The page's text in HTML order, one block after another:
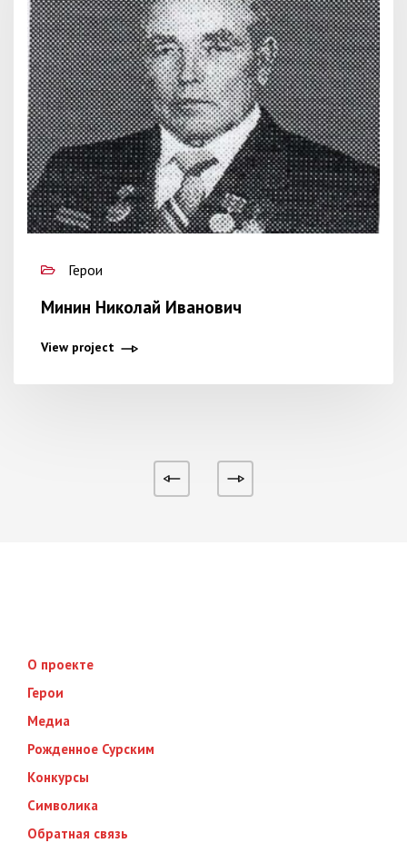
Герои
Минин Николай Иванович
View project
О проекте
Герои
Медиа
Рожденное Сурским
Конкурсы
Символика
Обратная связь